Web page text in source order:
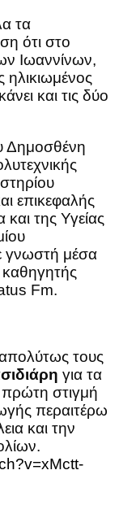
τα
ότι στο
Ιωαννίνων,
ηλικιωμένος
και τις δύο
Δημοσθένη
επικεφαλής
της Υγείας
γνωστή μέσα
Fm.
απολύτως τους
για τα
πρώτη στιγμή
περαιτέρω
και την